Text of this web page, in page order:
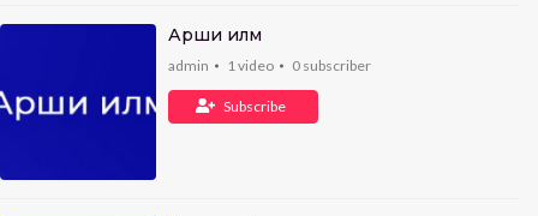
Арши илм
admin 1video 0subscriber
Subscribe